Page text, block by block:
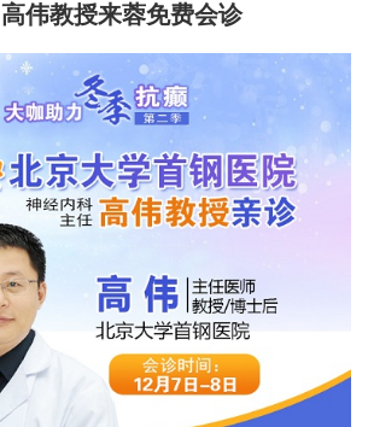
高伟教授来蓉免费会诊